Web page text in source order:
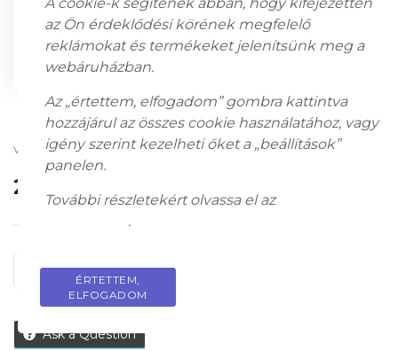
viennese bronze; 7 x 10 cm; unmarked
200 000
Ask a Question
az Ön érdeklődési körének megfelelő
reklámokat és termékeket jelenítsünk meg a
webáruházban.
Az „értettem, elfogadom” gombra kattintva
hozzájárul az összes cookie használatához, vagy
igény szerint kezelheti őket a „beállítások”
panelen.
További részletekért olvassa el az
.
ÉRTETTEM,
ELFOGADOM